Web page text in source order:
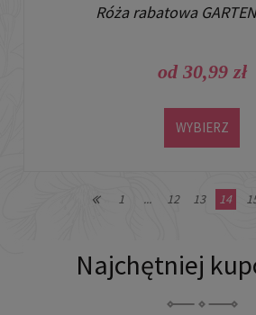
Róża rabatowa
od 30,99 zł
WYBIERZ
1 ... 12 13 14
Najchętniej